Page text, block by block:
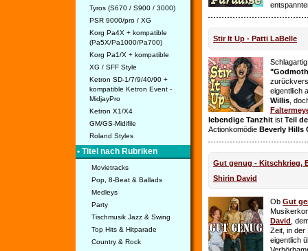
Tyros (S670 / S900 / 3000)
PSR 9000/pro / XG
Korg Pa4X + kompatible
(Pa5X/Pa1000/Pa700)
Korg Pa1/X + kompatible
XG / SFF Style
Ketron SD-1/7/9/40/90 +
kompatible Ketron Event -
MidjayPro
Ketron X1/X4
GM/GS-Midifile
Roland Styles
• Titel nach Rubriken
Movietracks
Pop, 8-Beat & Ballads
Medleys
Party
Tischmusik Jazz & Swing
Top Hits & Hitparade
Country & Rock
Stir It Up - Patti LaBelle
eigentllich
Willis ,
lebendige Tanzhit ist Teil
Actionkomödie Beverly Hills
Gut genug - Kitschkrieg,
Shirin David
Ob Gut
David ,
Zeit, in der
eigentlich